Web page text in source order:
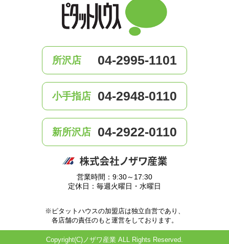
所沢店 04-2995-1101
小手指店 04-2948-0110
新所沢店 04-2922-0110
営業時間：9:30～17:30
定休日：毎週火曜日・水曜日
※ピタットハウスの加盟店は独立自営であり、
各店舗の責任のもと運営をしております。
Copyright(C)ノザワ産業 ALL Rights Reserved.